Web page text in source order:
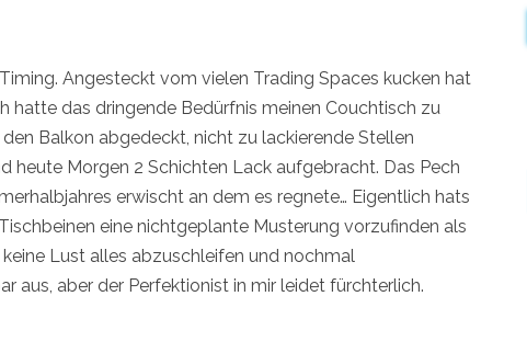
Angesteckt vom vielen Trading Spaces kucken hat
hatte das dringende Bedürfnis meinen Couchtisch zu
Balkon abgedeckt, nicht zu lackierende Stellen
heute Morgen 2 Schichten Lack aufgebracht. Das Pech
erwischt an dem es regnete… Eigentlich hats
eine nichtgeplante Musterung vorzufinden als
Lust alles abzuschleifen und nochmal
aus, aber der Perfektionist in mir leidet fürchterlich.